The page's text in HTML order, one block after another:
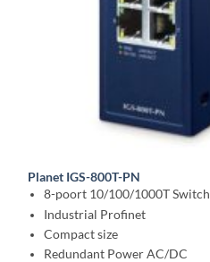
Planet IGS-800T-PN
8-poort 10/100/1000T Switch
Industrial Profinet
Compact size
Redundant Power AC/DC